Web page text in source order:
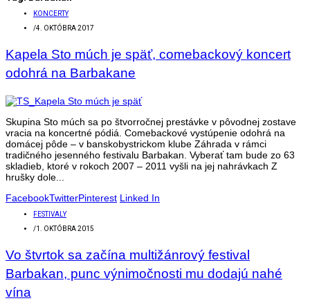
KONCERTY
/4. OKTÓBRA 2017
Kapela Sto múch je späť, comebackový koncert
odohrá na Barbakane
Skupina Sto múch sa po štvorročnej prestávke v pôvodnej zostave
vracia na koncertné pódiá. Comebackové vystúpenie odohrá na
domácej pôde – v banskobystrickom klube Záhrada v rámci
tradičného jesenného festivalu Barbakan. Vyberať tam bude zo 63
skladieb, ktoré v rokoch 2007 – 2011 vyšli na jej nahrávkach Z
hrušky dole...
FacebookTwitterPinterest Linked In
FESTIVALY
/1. OKTÓBRA 2015
Vo štvrtok sa začína multižánrový festival
Barbakan, punc výnimočnosti mu dodajú nahé
vína